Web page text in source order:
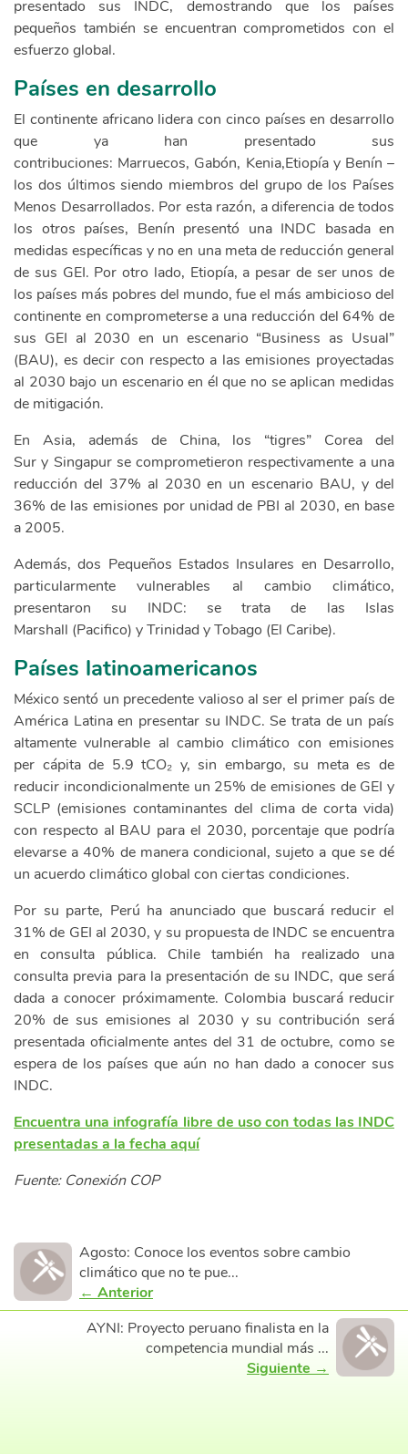
presentado sus INDC, demostrando que los países
pequeños también se encuentran comprometidos con el
esfuerzo global.
Países en desarrollo
El continente africano lidera con cinco países en desarrollo
que ya han presentado sus
contribuciones: Marruecos, Gabón, Kenia,Etiopía y Benín –
los dos últimos siendo miembros del grupo de los Países
Menos Desarrollados. Por esta razón, a diferencia de todos
los otros países, Benín presentó una INDC basada en
medidas específicas y no en una meta de reducción general
de sus GEI. Por otro lado, Etiopía, a pesar de ser unos de
los países más pobres del mundo, fue el más ambicioso del
continente en comprometerse a una reducción del 64% de
sus GEI al 2030 en un escenario “Business as Usual”
(BAU), es decir con respecto a las emisiones proyectadas
al 2030 bajo un escenario en él que no se aplican medidas
de mitigación.
En Asia, además de China, los “tigres” Corea del
Sur y Singapur se comprometieron respectivamente a una
reducción del 37% al 2030 en un escenario BAU, y del
36% de las emisiones por unidad de PBI al 2030, en base
a 2005.
Además, dos Pequeños Estados Insulares en Desarrollo,
particularmente vulnerables al cambio climático,
presentaron su INDC: se trata de las Islas
Marshall (Pacifico) y Trinidad y Tobago (El Caribe).
Países latinoamericanos
México sentó un precedente valioso al ser el primer país de
América Latina en presentar su INDC. Se trata de un país
altamente vulnerable al cambio climático con emisiones
per cápita de 5.9 tCO₂ y, sin embargo, su meta es de
reducir incondicionalmente un 25% de emisiones de GEI y
SCLP (emisiones contaminantes del clima de corta vida)
con respecto al BAU para el 2030, porcentaje que podría
elevarse a 40% de manera condicional, sujeto a que se dé
un acuerdo climático global con ciertas condiciones.
Por su parte, Perú ha anunciado que buscará reducir el
31% de GEI al 2030, y su propuesta de INDC se encuentra
en consulta pública. Chile también ha realizado una
consulta previa para la presentación de su INDC, que será
dada a conocer próximamente. Colombia buscará reducir
20% de sus emisiones al 2030 y su contribución será
presentada oficialmente antes del 31 de octubre, como se
espera de los países que aún no han dado a conocer sus
INDC.
Encuentra una infografía libre de uso con todas las INDC
presentadas a la fecha aquí
Fuente: Conexión COP
Agosto: Conoce los eventos sobre cambio
climático que no te pue...
← Anterior
AYNI: Proyecto peruano finalista en la
competencia mundial más ...
Siguiente →